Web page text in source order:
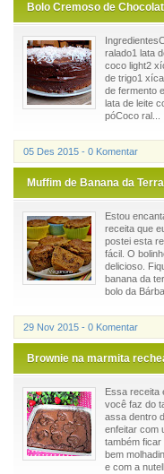
Bolo Cremoso de
ralado1 lata
coco light2
de trigo1
de fermento
lata de leite
póCoco ral...
05 Des 2015 - 0 Komentar
Muffim de Banana da
Estou
receita que
postei esta
fácil. O
delicioso.
banana da
bolo da
29 Nov 2015 - 0 Komentar
Brownie na marmita
Essa receita
você faz do
assa dentro
enfeitar com
também ficar
bem
e com a